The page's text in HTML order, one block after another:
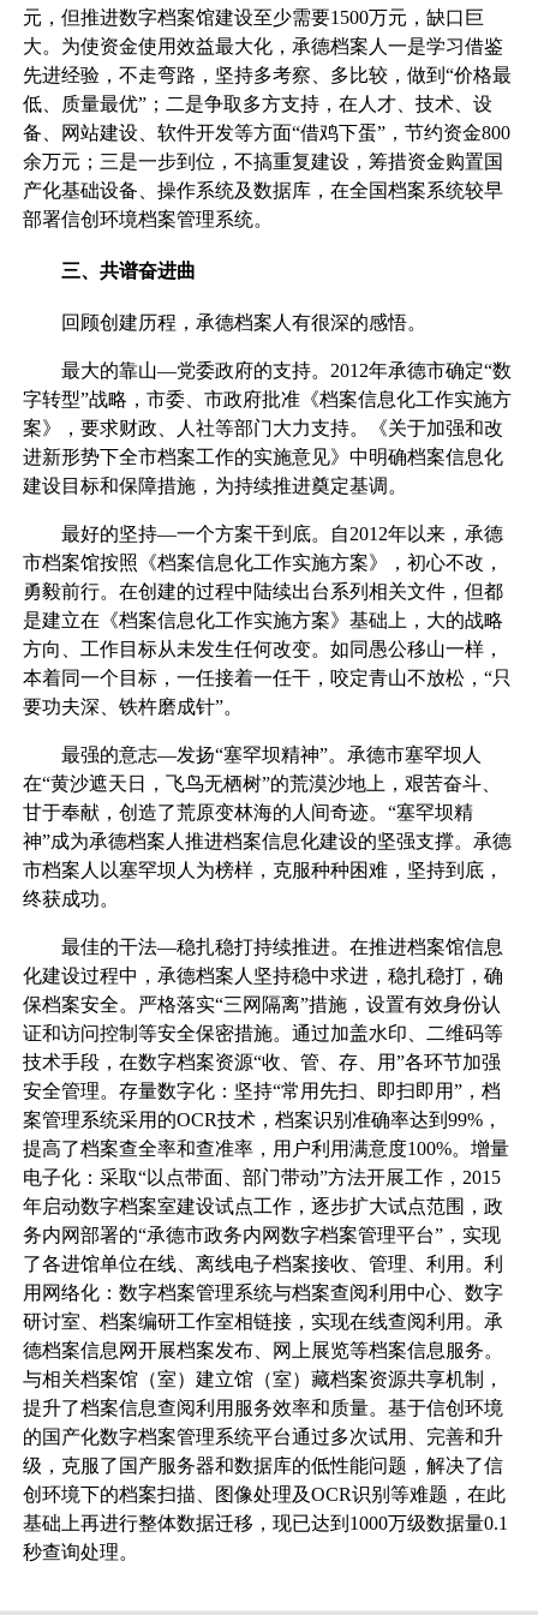
元，但推进数字档案馆建设至少需要1500万元，缺口巨
大。为使资金使用效益最大化，承德档案人一是学习借鉴
先进经验，不走弯路，坚持多考察、多比较，做到“价格最
低、质量最优”；二是争取多方支持，在人才、技术、设
备、网站建设、软件开发等方面“借鸡下蛋”，节约资金800
余万元；三是一步到位，不搞重复建设，筹措资金购置国
产化基础设备、操作系统及数据库，在全国档案系统较早
部署信创环境档案管理系统。
三、共谱奋进曲
回顾创建历程，承德档案人有很深的感悟。
最大的靠山—党委政府的支持。2012年承德市确定“数
字转型”战略，市委、市政府批准《档案信息化工作实施方
案》，要求财政、人社等部门大力支持。《关于加强和改
进新形势下全市档案工作的实施意见》中明确档案信息化
建设目标和保障措施，为持续推进奠定基调。
最好的坚持—一个方案干到底。自2012年以来，承德
市档案馆按照《档案信息化工作实施方案》，初心不改，
勇毅前行。在创建的过程中陆续出台系列相关文件，但都
是建立在《档案信息化工作实施方案》基础上，大的战略
方向、工作目标从未发生任何改变。如同愚公移山一样，
本着同一个目标，一任接着一任干，咬定青山不放松，“只
要功夫深、铁杵磨成针”。
最强的意志—发扬“塞罕坝精神”。承德市塞罕坝人
在“黄沙遮天日，飞鸟无栖树”的荒漠沙地上，艰苦奋斗、
甘于奉献，创造了荒原变林海的人间奇迹。“塞罕坝精
神”成为承德档案人推进档案信息化建设的坚强支撑。承德
市档案人以塞罕坝人为榜样，克服种种困难，坚持到底，
终获成功。
最佳的干法—稳扎稳打持续推进。在推进档案馆信息
化建设过程中，承德档案人坚持稳中求进，稳扎稳打，确
保档案安全。严格落实“三网隔离”措施，设置有效身份认
证和访问控制等安全保密措施。通过加盖水印、二维码等
技术手段，在数字档案资源“收、管、存、用”各环节加强
安全管理。存量数字化：坚持“常用先扫、即扫即用”，档
案管理系统采用的OCR技术，档案识别准确率达到99%，
提高了档案查全率和查准率，用户利用满意度100%。增量
电子化：采取“以点带面、部门带动”方法开展工作，2015
年启动数字档案室建设试点工作，逐步扩大试点范围，政
务内网部署的“承德市政务内网数字档案管理平台”，实现
了各进馆单位在线、离线电子档案接收、管理、利用。利
用网络化：数字档案管理系统与档案查阅利用中心、数字
研讨室、档案编研工作室相链接，实现在线查阅利用。承
德档案信息网开展档案发布、网上展览等档案信息服务。
与相关档案馆（室）建立馆（室）藏档案资源共享机制，
提升了档案信息查阅利用服务效率和质量。基于信创环境
的国产化数字档案管理系统平台通过多次试用、完善和升
级，克服了国产服务器和数据库的低性能问题，解决了信
创环境下的档案扫描、图像处理及OCR识别等难题，在此
基础上再进行整体数据迁移，现已达到1000万级数据量0.1
秒查询处理。